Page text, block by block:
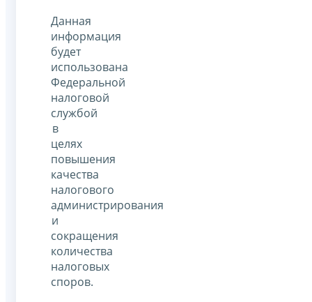
Данная
информация
будет
использована
Федеральной
налоговой
службой
в
целях
повышения
качества
налогового
администрирования
и
сокращения
количества
налоговых
споров.